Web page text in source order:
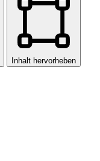
Inhalt hervorheben